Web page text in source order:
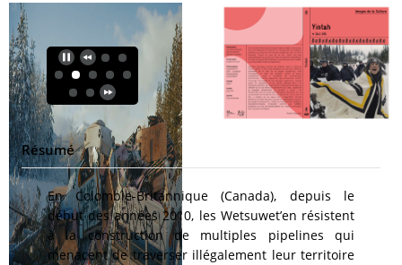
Résumé
En Colombie-Britannique (Canada), depuis le
début des années 2010, les Wetsuwet’en résistent
à la construction de multiples pipelines qui
menacent de traverser illégalement leur territoire